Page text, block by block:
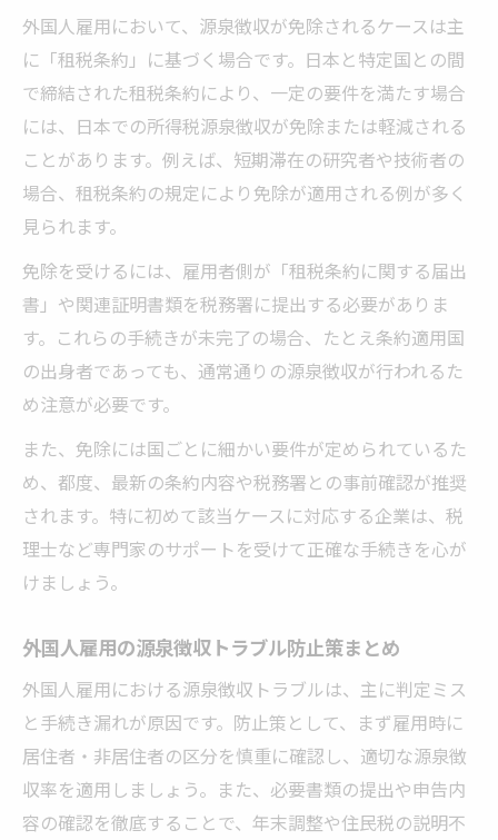
外国人雇用において、源泉徴収が免除されるケースは主
に「租税条約」に基づく場合です。日本と特定国との間
で締結された租税条約により、一定の要件を満たす場合
には、日本での所得税源泉徴収が免除または軽減される
ことがあります。例えば、短期滞在の研究者や技術者の
場合、租税条約の規定により免除が適用される例が多く
見られます。
免除を受けるには、雇用者側が「租税条約に関する届出
書」や関連証明書類を税務署に提出する必要がありま
す。これらの手続きが未完了の場合、たとえ条約適用国
の出身者であっても、通常通りの源泉徴収が行われるた
め注意が必要です。
また、免除には国ごとに細かい要件が定められているた
め、都度、最新の条約内容や税務署との事前確認が推奨
されます。特に初めて該当ケースに対応する企業は、税
理士など専門家のサポートを受けて正確な手続きを心が
けましょう。
外国人雇用の源泉徴収トラブル防止策まとめ
外国人雇用における源泉徴収トラブルは、主に判定ミス
と手続き漏れが原因です。防止策として、まず雇用時に
居住者・非居住者の区分を慎重に確認し、適切な源泉徴
収率を適用しましょう。また、必要書類の提出や申告内
容の確認を徹底することで、年末調整や住民税の説明不